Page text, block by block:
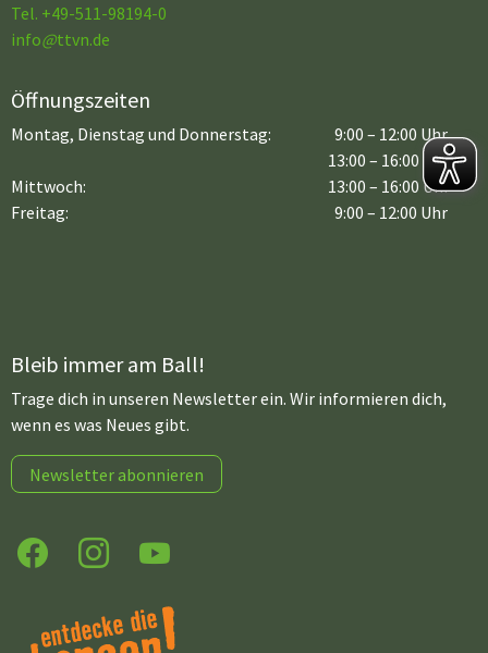
Tel. +49-511-98194-0
info@ttvn.de
Öffnungszeiten
Montag, Dienstag und Donnerstag:
9:00 – 12:00 Uhr
13:00 – 16:00 Uhr
Mittwoch:
Freitag:
13:00 – 16:00 Uhr
9:00 – 12:00 Uhr
Bleib immer am Ball!
Trage dich in unseren Newsletter ein. Wir informieren dich,
wenn es was Neues gibt.
Newsletter abonnieren